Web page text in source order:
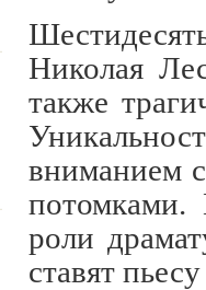
Николая
также
вниманием
потомками.
роли
ставят